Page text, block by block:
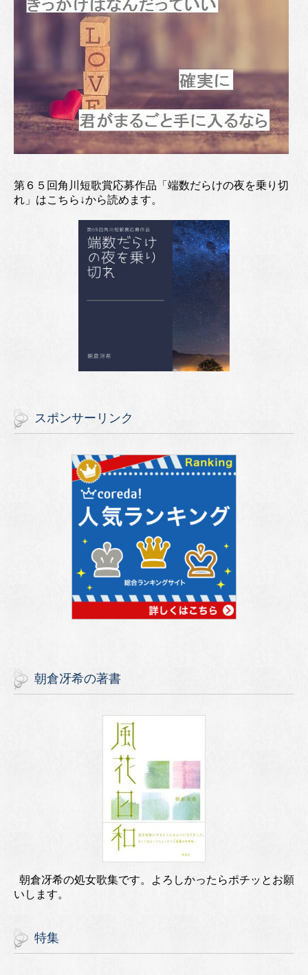
第６５回角川短歌賞応募作品「端数だらけの夜を乗り切
れ」はこちら↓から読めます。
スポンサーリンク
朝倉冴希の著書
朝倉冴希の処女歌集です。よろしかったらポチッとお願
いします。
特集